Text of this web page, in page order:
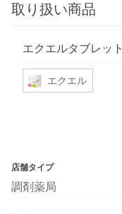
取り扱い商品
エクエルタブレット
エクエル
店舗タイプ
調剤薬局